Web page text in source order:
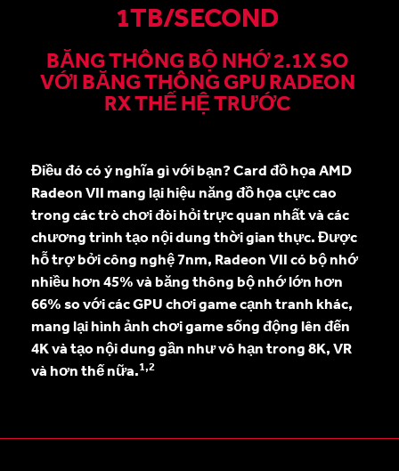
1TB/SECOND
BĂNG THÔNG BỘ NHỚ 2.1X SO
VỚI BĂNG THÔNG GPU RADEON
RX THẾ HỆ TRƯỚC
Điều đó có ý nghĩa gì với bạn? Card đồ họa AMD
Radeon VII mang lại hiệu năng đồ họa cực cao
trong các trò chơi đòi hỏi trực quan nhất và các
chương trình tạo nội dung thời gian thực. Được
hỗ trợ bởi công nghệ 7nm, Radeon VII có bộ nhớ
nhiều hơn 45% và băng thông bộ nhớ lớn hơn
66% so với các GPU chơi game cạnh tranh khác,
mang lại hình ảnh chơi game sống động lên đến
4K và tạo nội dung gần như vô hạn trong 8K, VR
và hơn thế nữa.1,2